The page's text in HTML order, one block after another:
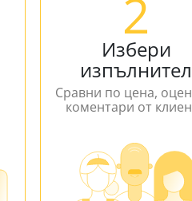
2
Избери
изпълнител
Сравни по цена,
коментари от